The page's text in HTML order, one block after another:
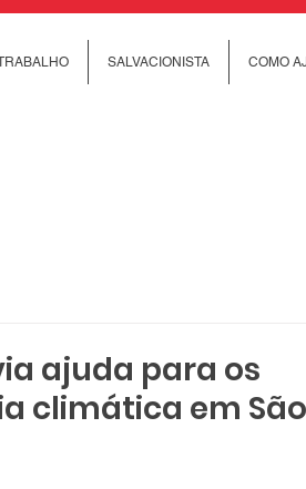
SALVACIONISTA COMO
ajuda para os
climática em São